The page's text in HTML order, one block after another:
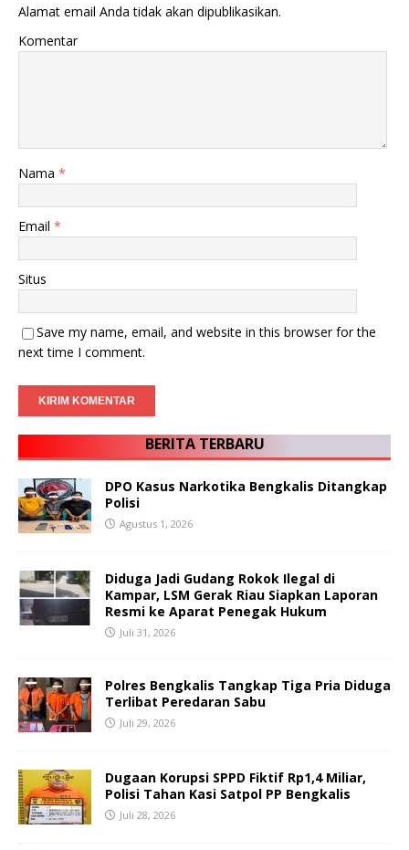
Alamat email Anda tidak akan dipublikasikan.
Komentar
Nama *
Email *
Situs
Save my name, email, and website in this browser for the
next time I comment.
BERITA TERBARU
DPO Kasus Narkotika Bengkalis Ditangkap
Polisi
Agustus 1, 2026
Diduga Jadi Gudang Rokok Ilegal di
Kampar, LSM Gerak Riau Siapkan Laporan
Resmi ke Aparat Penegak Hukum
Juli 31, 2026
Polres Bengkalis Tangkap Tiga Pria Diduga
Terlibat Peredaran Sabu
Juli 29, 2026
Dugaan Korupsi SPPD Fiktif Rp1,4 Miliar,
Polisi Tahan Kasi Satpol PP Bengkalis
Juli 28, 2026